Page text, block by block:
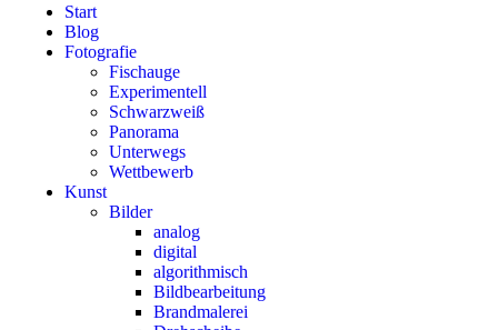
Start
Blog
Fotografie
Fischauge
Experimentell
Schwarzweiß
Panorama
Unterwegs
Wettbewerb
Kunst
Bilder
analog
digital
algorithmisch
Bildbearbeitung
Brandmalerei